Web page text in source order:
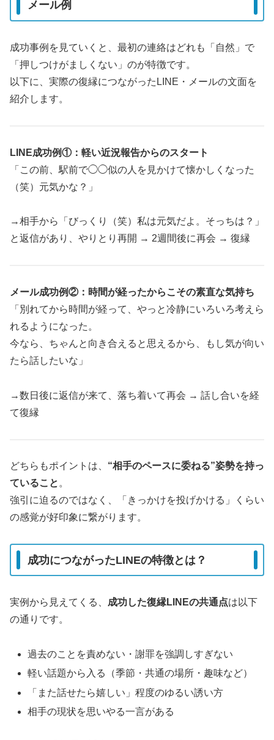
メール例
成功事例を見ていくと、最初の連絡はどれも「自然」で
「押しつけがましくない」のが特徴です。
以下に、実際の復縁につながったLINE・メールの文面を
紹介します。
LINE成功例①：軽い近況報告からのスタート
「この前、駅前で◯◯似の人を見かけて懐かしくなった
（笑）元気かな？」
→相手から「びっくり（笑）私は元気だよ。そっちは？」
と返信があり、やりとり再開 → 2週間後に再会 → 復縁
メール成功例②：時間が経ったからこその素直な気持ち
「別れてから時間が経って、やっと冷静にいろいろ考えら
れるようになった。
今なら、ちゃんと向き合えると思えるから、もし気が向い
たら話したいな」
→数日後に返信が来て、落ち着いて再会 → 話し合いを経
て復縁
どちらもポイントは、 “相手のペースに委ねる”姿勢を持っ
ていること。
強引に迫るのではなく、「きっかけを投げかける」くらい
の感覚が好印象に繋がります。
成功につながったLINEの特徴とは？
実例から見えてくる、 成功した復縁LINEの共通点は以下
の通りです。
過去のことを責めない・謝罪を強調しすぎない
軽い話題から入る（季節・共通の場所・趣味など）
「また話せたら嬉しい」程度のゆるい誘い方
相手の現状を思いやる一言がある